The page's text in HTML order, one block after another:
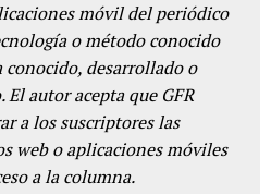
móvil del periódico
o método conocido
conocido, desarrollado o
autor acepta que GFR
a los suscriptores las
web o aplicaciones móviles
a la columna.